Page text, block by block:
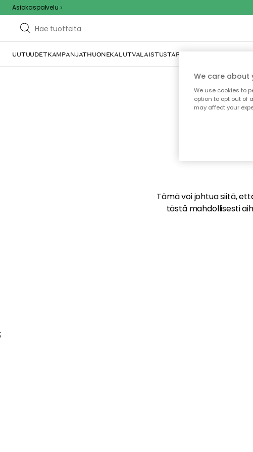
Asiakaspalvelu
UUTUUDETKAMPANJATHUONEKALUTVALAISTUSTARJOILU JA KATTAUS
Tämä voi johtua siitä,
tästä mahdollisesti
;
We care about
We use cookies to
option to opt out of
may affect your